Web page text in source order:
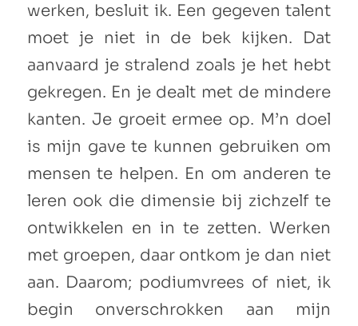
werken, besluit ik. Een gegeven talent
moet je niet in de bek kijken. Dat
aanvaard je stralend zoals je het hebt
gekregen. En je dealt met de mindere
kanten. Je groeit ermee op. M’n doel
is mijn gave te kunnen gebruiken om
mensen te helpen. En om anderen te
leren ook die dimensie bij zichzelf te
ontwikkelen en in te zetten. Werken
met groepen, daar ontkom je dan niet
aan. Daarom; podiumvrees of niet, ik
begin onverschrokken aan mijn